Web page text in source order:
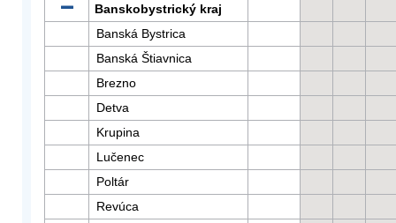
Banskobystrický kraj
Banská Bystrica
Banská Štiavnica
Brezno
Detva
Krupina
Lučenec
Poltár
Revúca